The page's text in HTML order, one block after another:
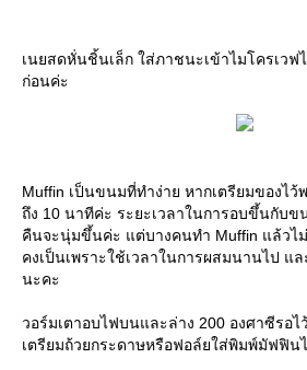
เนยสดหั่นชิ้นเล็ก ใส่ภาชนะเข้าไมโครเวฟ
ก่อนค่ะ
Muffin เป็นขนมที่ทำง่าย หากเตรียมของไว้
ถึง 10 นาทีค่ะ ระยะเวลาในการอบขึ้นกับข
คืนจะนุ่มขึ้นค่ะ แต่บางคนทำ Muffin แล้วไ
คงเป็นเพราะใช้เวลาในการผสมนานไป แ
นะคะ
วอร์มเตาอบไฟบนและล่าง 200 องศาซีรอไว้
เตรียมถ้วยกระดาษหรือฟอล์ยใส่พิมพ์มัฟฟิน